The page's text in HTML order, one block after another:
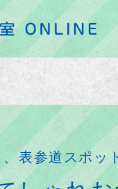
表参道スポッ